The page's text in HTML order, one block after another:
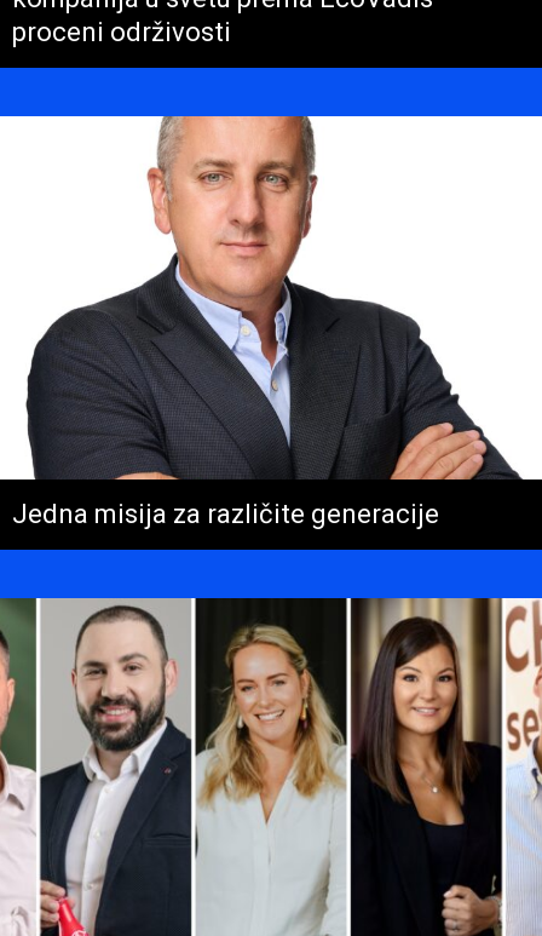
proceni održivosti
Jedna misija za različite generacije